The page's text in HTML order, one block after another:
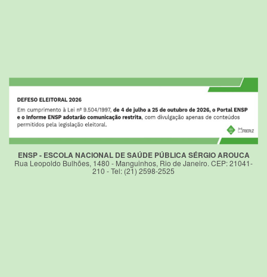
ENSP - ESCOLA NACIONAL DE SAÚDE PÚBLICA SÉRGIO AROUCA
Rua Leopoldo Bulhões, 1480 - Manguinhos, Rio de Janeiro. CEP: 21041-
210 - Tel: (21) 2598-2525